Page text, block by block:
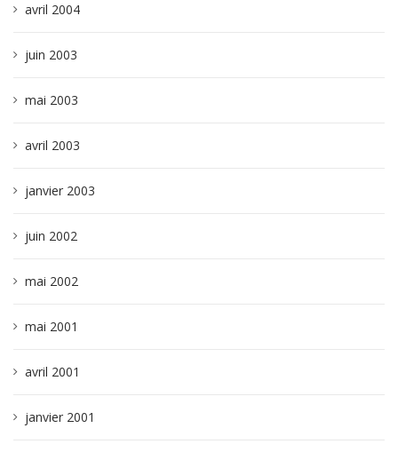
avril 2004
juin 2003
mai 2003
avril 2003
janvier 2003
juin 2002
mai 2002
mai 2001
avril 2001
janvier 2001